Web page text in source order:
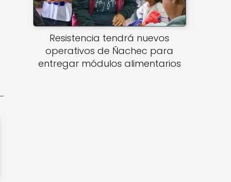
Resistencia tendrá nuevos
operativos de Ñachec para
entregar módulos alimentarios